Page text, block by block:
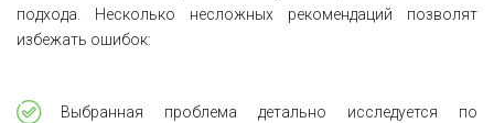
подхода. Несколько несложных рекомендаций позволят
избежать ошибок:
Выбранная проблема детально исследуется по